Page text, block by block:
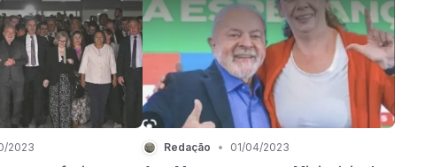
2023 Redação • 01/04/2023